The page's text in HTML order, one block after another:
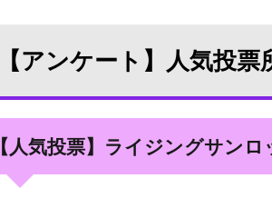
【アンケート】人気投票
【人気投票】ライジングサン